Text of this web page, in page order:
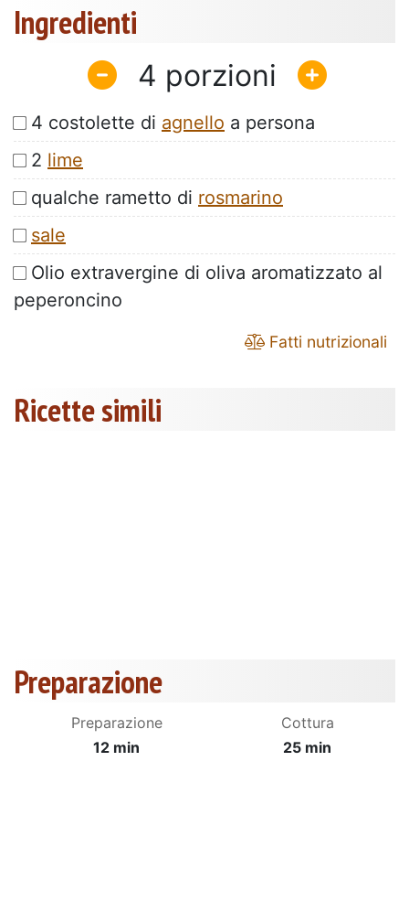
Ingredienti
4
4 costolette di agnello a persona
2 lime
qualche rametto di rosmarino
sale
Olio extravergine di oliva aromatizzato al
peperoncino
Fatti nutrizionali
Ricette simili
Preparazione
Preparazione
12 min
Cottura
25 min